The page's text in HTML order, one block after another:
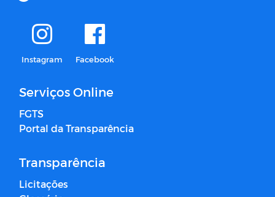
Instagram Facebook
Serviços Online
FGTS
Portal da Transparência
Transparência
Licitações